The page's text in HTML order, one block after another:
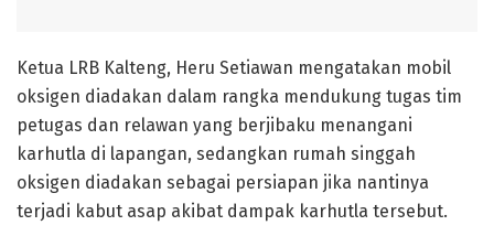
Ketua LRB Kalteng, Heru Setiawan mengatakan mobil
oksigen diadakan dalam rangka mendukung tugas tim
petugas dan relawan yang berjibaku menangani
karhutla di lapangan, sedangkan rumah singgah
oksigen diadakan sebagai persiapan jika nantinya
terjadi kabut asap akibat dampak karhutla tersebut.